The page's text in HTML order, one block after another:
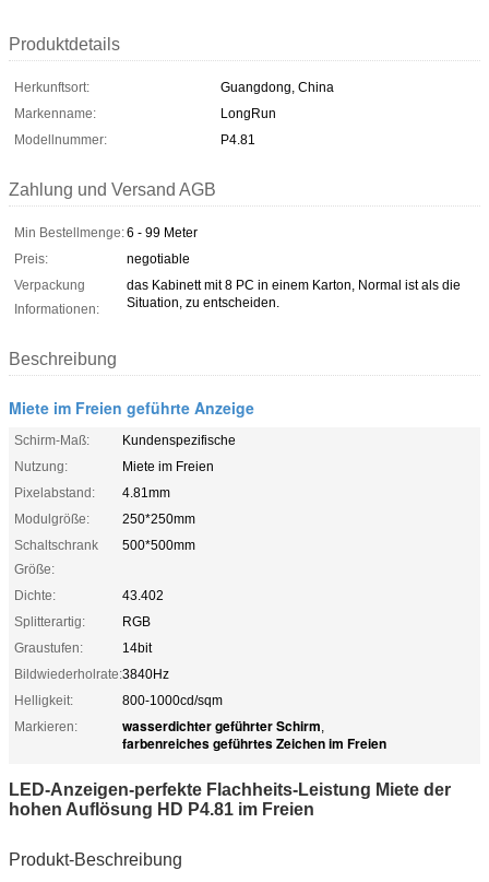
Produktdetails
Herkunftsort:
Guangdong, China
Markenname:
LongRun
Modellnummer:
P4.81
Zahlung und Versand AGB
Min Bestellmenge:6 - 99 Meter
Preis:
negotiable
Verpackung
Informationen:
das Kabinett mit 8 PC in einem Karton, Normal ist als die
Situation, zu entscheiden.
Beschreibung
Miete im Freien geführte Anzeige
Schirm-Maß:
Kundenspezifische
Nutzung:
Miete im Freien
Pixelabstand:
4.81mm
Modulgröße:
250*250mm
Schaltschrank
Größe:
500*500mm
Dichte:
43.402
Splitterartig:
RGB
Graustufen:
14bit
Bildwiederholrate:3840Hz
Helligkeit:
800-1000cd/sqm
Markieren:
wasserdichter geführter Schirm,
farbenreiches geführtes Zeichen im Freien
LED-Anzeigen-perfekte Flachheits-Leistung Miete der
hohen Auflösung HD P4.81 im Freien
Produkt-Beschreibung